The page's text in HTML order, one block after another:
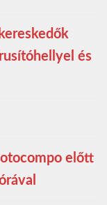
és
előtt